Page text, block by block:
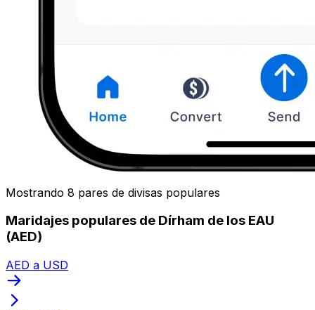
Mostrando 8 pares de divisas populares
Maridajes populares de Dírham de los EAU
(AED)
AED a USD